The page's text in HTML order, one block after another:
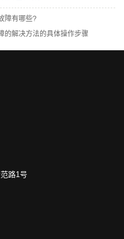
障有哪些?
的解决方法的具体操作步骤
路1号